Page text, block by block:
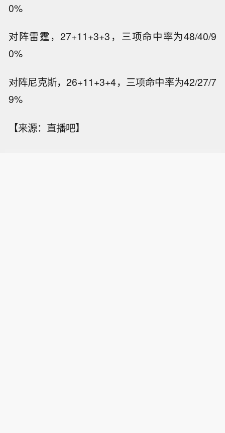
0%
对阵雷霆，27+11+3+3，三项命中率为48/40/9
0%
对阵尼克斯，26+11+3+4，三项命中率为42/27/7
9%
【来源：直播吧】